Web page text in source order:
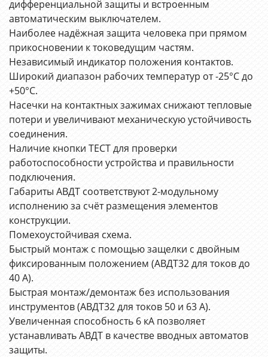
дифференциальной защиты и встроенным
автоматическим выключателем.
Наиболее надёжная защита человека при прямом
прикосновении к токоведущим частям.
Независимый индикатор положения контактов.
Широкий диапазон рабочих температур от -25°С до
+50°С.
Насечки на контактных зажимах снижают тепловые
потери и увеличивают механическую устойчивость
соединения.
Наличие кнопки ТЕСТ для проверки
работоспособности устройства и правильности
подключения.
Габариты АВДТ соответствуют 2-модульному
исполнению за счёт размещения элементов
конструкции.
Помехоустойчивая схема.
Быстрый монтаж с помощью защелки с двойным
фиксированным положением (АВДТ32 для токов до
40 А).
Быстрая монтаж/демонтаж без использования
инструментов (АВДТ32 для токов 50 и 63 A).
Увеличенная способность 6 кА позволяет
устанавливать АВДТ в качестве вводных автоматов
защиты.